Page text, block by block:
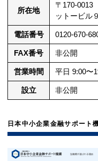
所在地
〒170-0013
ットービル
電話番号 0120-670-
FAX番号 非公開
営業時間 平日 9:00〜
設立 非公開
日本中小企業金融サポート